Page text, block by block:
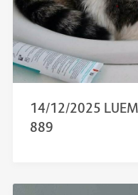
14/12/2025
889